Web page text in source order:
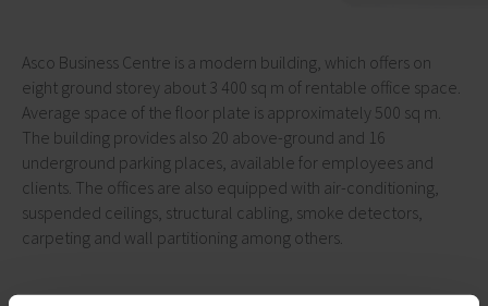
Asco Business Centre is a modern building, which offers on
eight ground storey about 3 400 sq m of rentable office space.
Average space of the floor plate is approximately 500 sq m.
The building provides also 20 above-ground and 16
underground parking places, available for employees and
clients. The offices are also equipped with air-conditioning,
suspended ceilings, structural cabling, smoke detectors,
carpeting and wall partitioning among others.